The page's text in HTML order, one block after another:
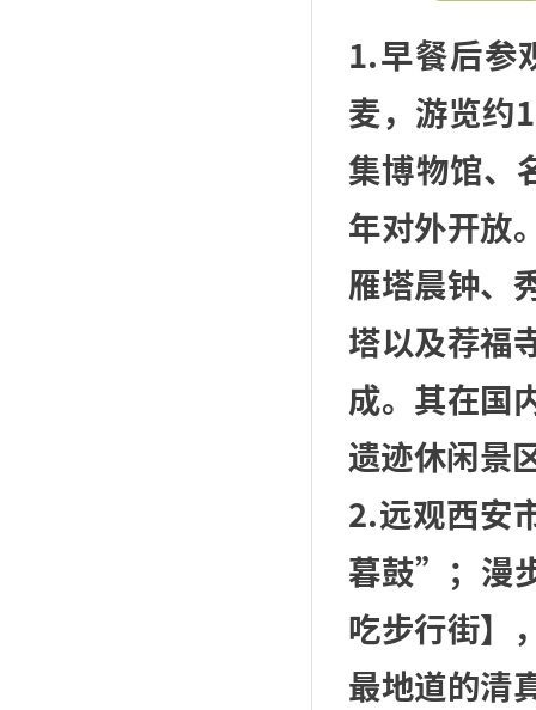
1.早餐后参
麦，游览约
集博物馆、
年对外开放
雁塔晨钟、
塔以及荐福
成。其在国
遗迹休闲景
2.远观西安
暮鼓”；漫
吃步行街】
最地道的清